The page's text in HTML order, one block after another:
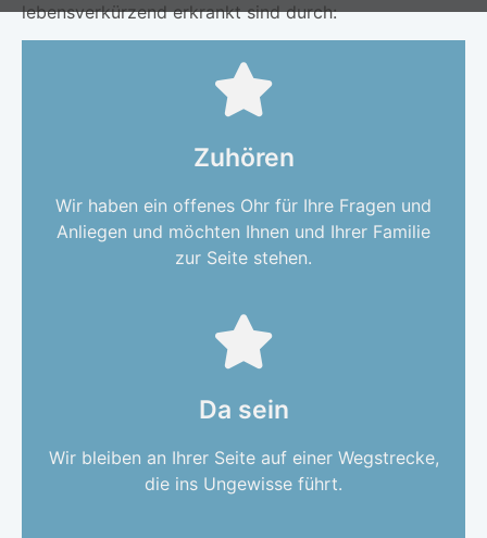
lebensverkürzend erkrankt sind durch:
Zuhören
Wir haben ein offenes Ohr für Ihre Fragen und
Anliegen und möchten Ihnen und Ihrer Familie
zur Seite stehen.
Da sein
Wir bleiben an Ihrer Seite auf einer Wegstrecke,
die ins Ungewisse führt.